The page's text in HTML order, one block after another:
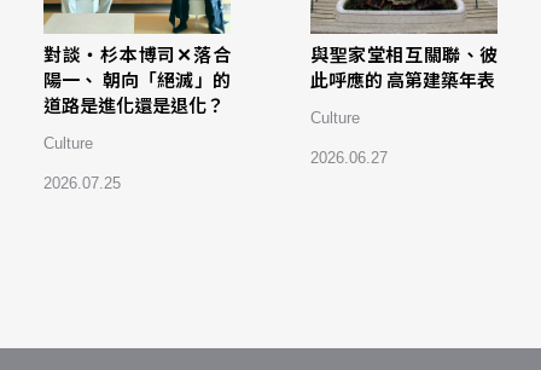
對談・杉本博司✕落合
陽一、 朝向「絕滅」的
道路是進化還是退化？
Culture
2026.07.25
與聖家堂相互關聯、彼
此呼應的 高第建築年表
Culture
2026.06.27